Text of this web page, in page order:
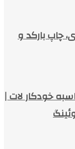
چاپ بارکد و
خودکار لات |